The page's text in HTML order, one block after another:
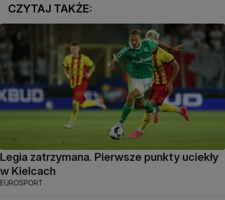
CZYTAJ TAKŻE:
Legia zatrzymana. Pierwsze punkty uciekły
w Kielcach
EUROSPORT